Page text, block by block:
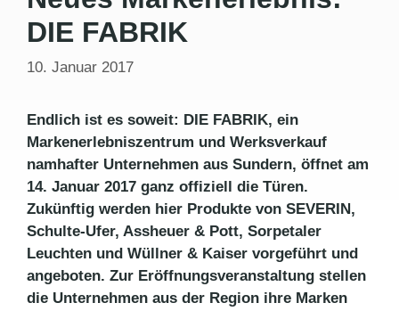
DIE FABRIK
10. Januar 2017
Endlich ist es soweit: DIE FABRIK, ein
Markenerlebniszentrum und Werksverkauf
namhafter Unternehmen aus Sundern, öffnet am
14. Januar 2017 ganz offiziell die Türen.
Zukünftig werden hier Produkte von SEVERIN,
Schulte-Ufer, Assheuer & Pott, Sorpetaler
Leuchten und Wüllner & Kaiser vorgeführt und
angeboten. Zur Eröffnungsveranstaltung stellen
die Unternehmen aus der Region ihre Marken